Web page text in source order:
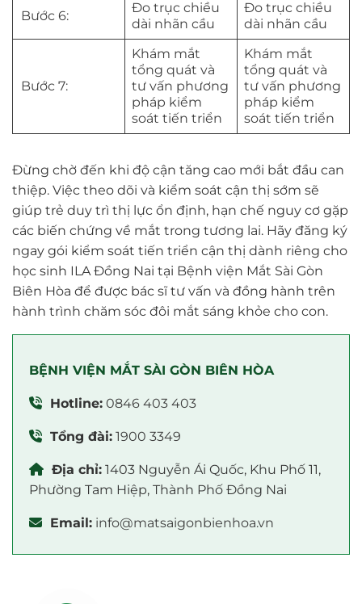
Bước 6:
Đo trục chiều
dài nhãn cầu
Đo trục chiều
dài nhãn cầu
Bước 7:
Khám mắt
tổng quát và
tư vấn phương
pháp kiểm
soát tiến triển
Khám mắt
tổng quát và
tư vấn phương
pháp kiểm
soát tiến triển
Đừng chờ đến khi độ cận tăng cao mới bắt đầu can
thiệp. Việc theo dõi và kiểm soát cận thị sớm sẽ
giúp trẻ duy trì thị lực ổn định, hạn chế nguy cơ gặp
các biến chứng về mắt trong tương lai. Hãy đăng ký
ngay gói kiểm soát tiến triển cận thị dành riêng cho
học sinh ILA Đồng Nai tại Bệnh viện Mắt Sài Gòn
Biên Hòa để được bác sĩ tư vấn và đồng hành trên
hành trình chăm sóc đôi mắt sáng khỏe cho con.
BỆNH VIỆN MẮT SÀI GÒN BIÊN HÒA
Hotline: 0846 403 403
Tổng đài: 1900 3349
Địa chỉ: 1403 Nguyễn Ái Quốc, Khu Phố 11,
Phường Tam Hiệp, Thành Phố Đồng Nai
Email: info@matsaigonbienhoa.vn